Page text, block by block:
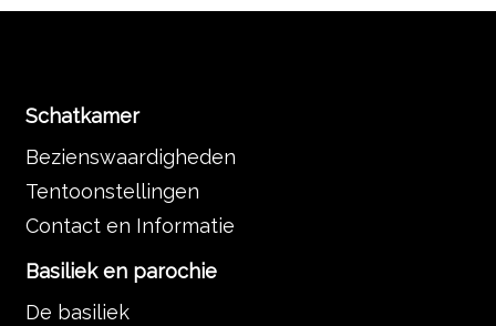
Schatkamer
Bezienswaardigheden
Tentoonstellingen
Contact en Informatie
Basiliek en parochie
De basiliek